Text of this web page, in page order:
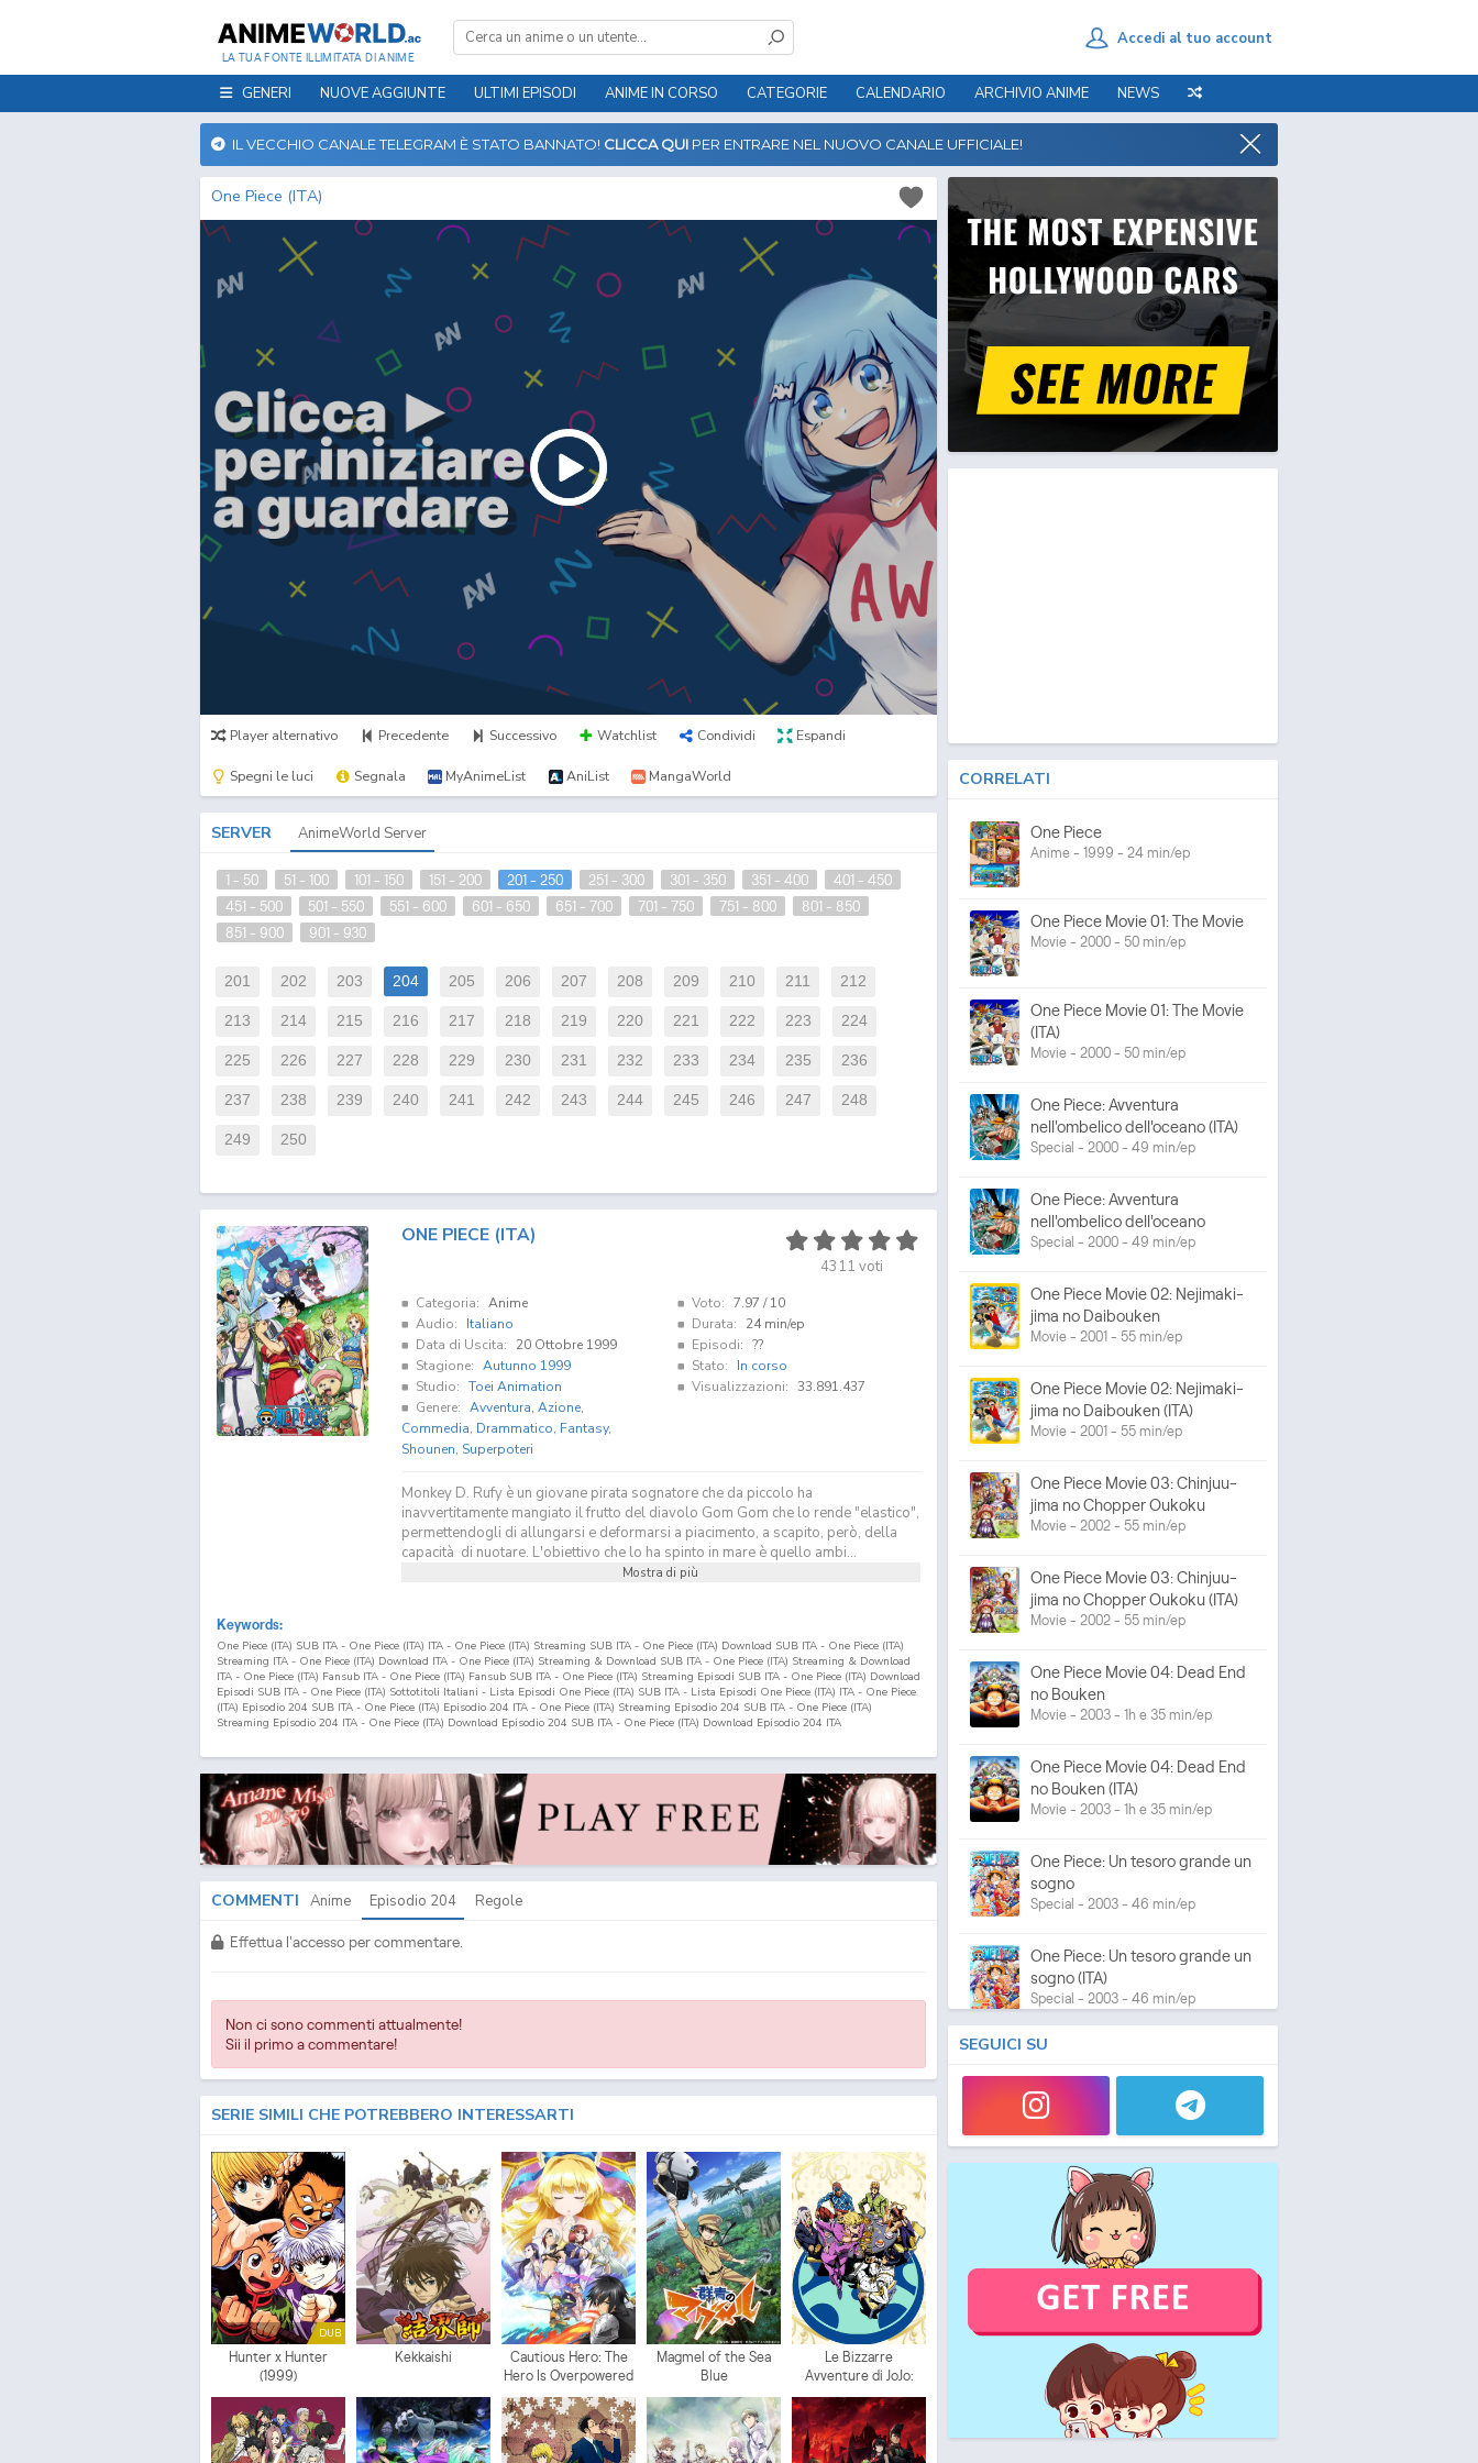
LA TUA FONTE ILLIMITATA DI ANIME
Accedi al tuo account
GENERI NUOVE AGGIUNTE ULTIMI EPISODI ANIME IN CORSO CATEGORIE CALENDARIO ARCHIVIO ANIME NEWS
IL VECCHIO CANALE TELEGRAM È STATO BANNATO! CLICCA QUI PER ENTRARE NEL NUOVO CANALE UFFICIALE!
One Piece (ITA)
Player alternativo Precedente Successivo Watchlist Condividi Espandi
Spegni le luci Segnala MyAnimeList AniList MangaWorld
SERVER AnimeWorld Server
1 - 50 51 - 100 101 - 150 151 - 200 201 - 250 251 - 300 301 - 350 351 - 400
401 - 450
451 - 500
501 - 550 551 - 600 601 - 650 651 - 700 701 - 750 751 - 800
801 - 850
851 - 900
901 - 930
201 202 203 204 205 206 207 208 209 210 211 212
213 214 215 216 217 218 219 220 221 222 223 224
225 226 227 228 229 230 231 232 233 234 235 236
237 238 239 240 241 242 243 244 245 246 247 248
249 250
ONE PIECE (ITA)
4311 voti
Categoria: Anime
Audio:
Italiano
Data di Uscita:
20 Ottobre 1999
Stagione: Autunno 1999
Studio: Toei Animation
Genere: Avventura, Azione,
Commedia, Drammatico, Fantasy,
Shounen, Superpoteri
Voto: 7.97 / 10
Durata:
24 min/ep
Episodi: ??
Stato:
In corso
Visualizzazioni: 33.891.437
Monkey D. Rufy è un giovane pirata sognatore che da piccolo ha
inavvertitamente mangiato il frutto del diavolo Gom Gom che lo rende "elastico",
permettendogli di allungarsi e deformarsi a piacimento, a scapito, però, della
capacità di nuotare. L'obiettivo che lo ha spinto in mare è quello ambi...
Mostra di più
Keywords:
One Piece (ITA) SUB ITA - One Piece (ITA) ITA - One Piece (ITA) Streaming SUB ITA - One Piece (ITA) Download SUB ITA - One Piece (ITA)
Streaming ITA - One Piece (ITA) Download ITA - One Piece (ITA) Streaming & Download SUB ITA - One Piece (ITA) Streaming & Download
ITA - One Piece (ITA) Fansub ITA - One Piece (ITA) Fansub SUB ITA - One Piece (ITA) Streaming Episodi SUB ITA - One Piece (ITA) Download
Episodi SUB ITA - One Piece (ITA) Sottotitoli Italiani - Lista Episodi One Piece (ITA) SUB ITA - Lista Episodi One Piece (ITA) ITA - One Piece
(ITA) Episodio 204 SUB ITA - One Piece (ITA) Episodio 204 ITA - One Piece (ITA) Streaming Episodio 204 SUB ITA - One Piece (ITA)
Streaming Episodio 204 ITA - One Piece (ITA) Download Episodio 204 SUB ITA - One Piece (ITA) Download Episodio 204 ITA
COMMENTI Anime Episodio 204 Regole
Effettua l'accesso per commentare.
Non ci sono commenti attualmente!
Sii il primo a commentare!
SERIE SIMILI CHE POTREBBERO INTERESSARTI
DUB
Hunter x Hunter
(1999)
Kekkaishi
Cautious Hero: The
Hero Is Overpowered
but Overly Cautious
Magmel of the Sea
Blue
Le Bizzarre
Avventure di JoJo:
Vento Aureo
CORRELATI
One Piece
Anime - 1999 - 24 min/ep
One Piece Movie 01: The Movie
Movie - 2000 - 50 min/ep
One Piece Movie 01: The Movie
(ITA)
Movie - 2000 - 50 min/ep
One Piece: Avventura
nell'ombelico dell'oceano (ITA)
Special - 2000 - 49 min/ep
One Piece: Avventura
nell'ombelico dell'oceano
Special - 2000 - 49 min/ep
One Piece Movie 02: Nejimaki-
jima no Daibouken
Movie - 2001 - 55 min/ep
One Piece Movie 02: Nejimaki-
jima no Daibouken (ITA)
Movie - 2001 - 55 min/ep
One Piece Movie 03: Chinjuu-
jima no Chopper Oukoku
Movie - 2002 - 55 min/ep
One Piece Movie 03: Chinjuu-
jima no Chopper Oukoku (ITA)
Movie - 2002 - 55 min/ep
One Piece Movie 04: Dead End
no Bouken
Movie - 2003 - 1h e 35 min/ep
One Piece Movie 04: Dead End
no Bouken (ITA)
Movie - 2003 - 1h e 35 min/ep
One Piece: Un tesoro grande un
sogno
Special - 2003 - 46 min/ep
One Piece: Un tesoro grande un
sogno (ITA)
Special - 2003 - 46 min/ep
One Piece: L'ultima esibizione
One Piece: L'ultima esibizione
(ITA)
Special - 2003 - 45 min/ep
One Piece Movie 05:
Norowareta Seiken
One Piece Movie 05:
Norowareta Seiken (ITA)
Movie - 2004 - 1h e 35 min/ep
One Piece Movie 06: Omatsuri
SEGUICI SU